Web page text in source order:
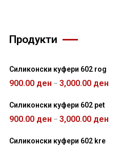
Продукти
Силиконски куфери 602 rog
900.00 ден – 3,000.00 ден
Силиконски куфери 602 pet
900.00 ден – 3,000.00 ден
Силиконски куфери 602 kre